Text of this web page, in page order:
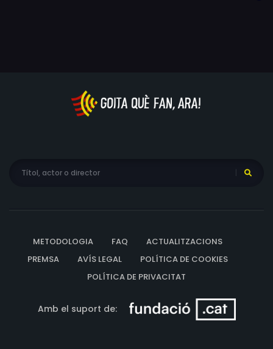
METODOLOGIA FAQ
ACTUALITZACIONS
PREMSA
AVÍS LEGAL
POLÍTICA DE COOKIES
POLÍTICA DE PRIVACITAT
Amb el suport de: